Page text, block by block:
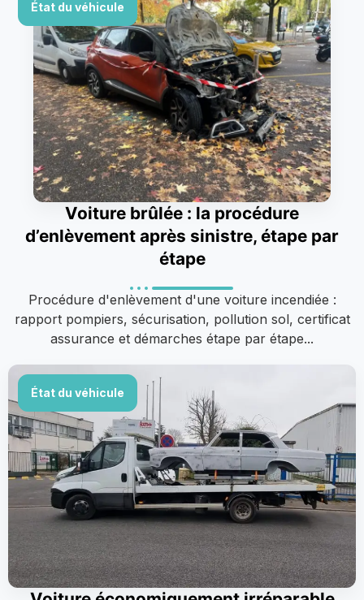
État du véhicule
Voiture brûlée : la procédure
d’enlèvement après sinistre, étape par
étape
Procédure d'enlèvement d'une voiture incendiée :
rapport pompiers, sécurisation, pollution sol, certificat
assurance et démarches étape par étape...
État du véhicule